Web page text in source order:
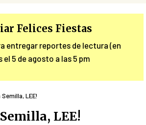
Felices Fiestas
entregar reportes de lectura (en
el 5 de agosto a las 5 pm
LEE!
LEE!